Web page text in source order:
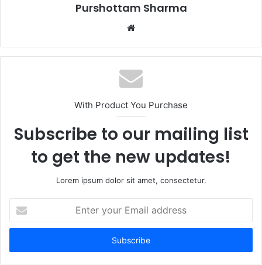
Purshottam Sharma
b
s
i
e
With Product You Purchase
Subscribe to our mailing list
to get the new updates!
Lorem ipsum dolor sit amet, consectetur.
t
r